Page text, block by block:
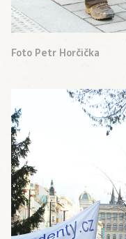
Foto Petr Horčička